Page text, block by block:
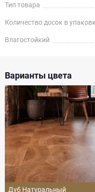
Тип товара
Количество досок в
Влагостойкий
Варианты цвета
Дуб Натуральный